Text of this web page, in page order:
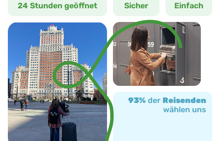
93% der Reisenden
wählen uns
Sicher Einfach
24 Stunden geöffnet